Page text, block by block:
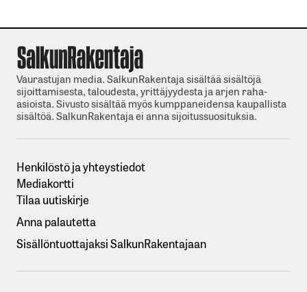
Vaurastujan media. SalkunRakentaja sisältää sisältöjä
sijoittamisesta, taloudesta, yrittäjyydesta ja arjen raha-
asioista. Sivusto sisältää myös kumppaneidensa kaupallista
sisältöä. SalkunRakentaja ei anna sijoitussuosituksia.
Henkilöstö ja yhteystiedot
Mediakortti
Tilaa uutiskirje
Anna palautetta
Sisällöntuottajaksi SalkunRakentajaan